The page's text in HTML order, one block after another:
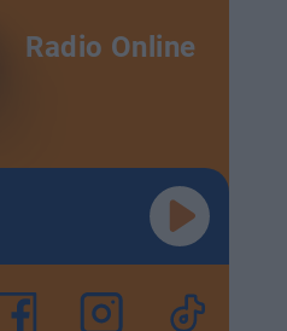
Radio Online